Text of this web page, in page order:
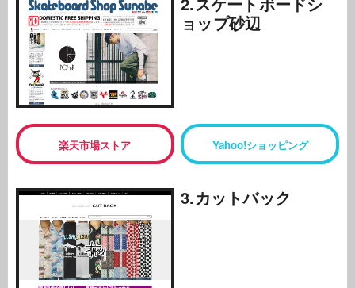
ョップ砂辺
楽天市場ストア Yahoo!ショッピング
3.カットバック